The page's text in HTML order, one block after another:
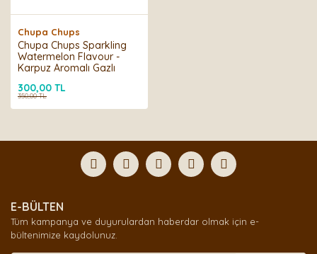
Chupa Chups
Chupa Chups Sparkling
Watermelon Flavour -
Karpuz Aromalı Gazlı
300,00 TL
350,00 TL
E-BÜLTEN
Tüm kampanya ve duyurulardan haberdar olmak için e-
bültenimize kaydolunuz.